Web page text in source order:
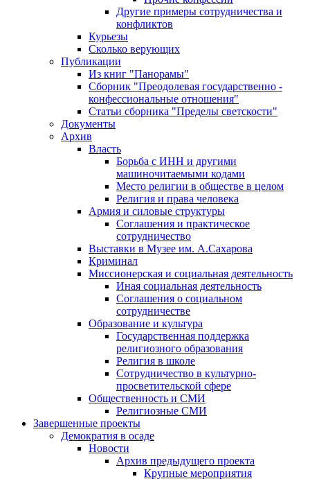
Другие примеры сотрудничества и
конфликтов
Курьезы
Сколько верующих
Публикации
Из книг "Панорамы"
Сборник "Преодолевая государственно -
конфессиональные отношения"
Статьи сборника "Пределы светскости"
Документы
Архив
Власть
Борьба с ИНН и другими
машиночитаемыми кодами
Место религии в обществе в целом
Религия и права человека
Армия и силовые структуры
Соглашения и практическое
сотрудничество
Выставки в Музее им. А.Сахарова
Криминал
Миссионерская и социальная деятельность
Иная социальная деятельность
Соглашения о социальном
сотрудничестве
Образование и культура
Государственная поддержка
религиозного образования
Религия в школе
Сотрудничество в культурно-
просветительской сфере
Общественность и СМИ
Религиозные СМИ
Завершенные проекты
Демократия в осаде
Новости
Архив предыдущего проекта
Крупные мероприятия